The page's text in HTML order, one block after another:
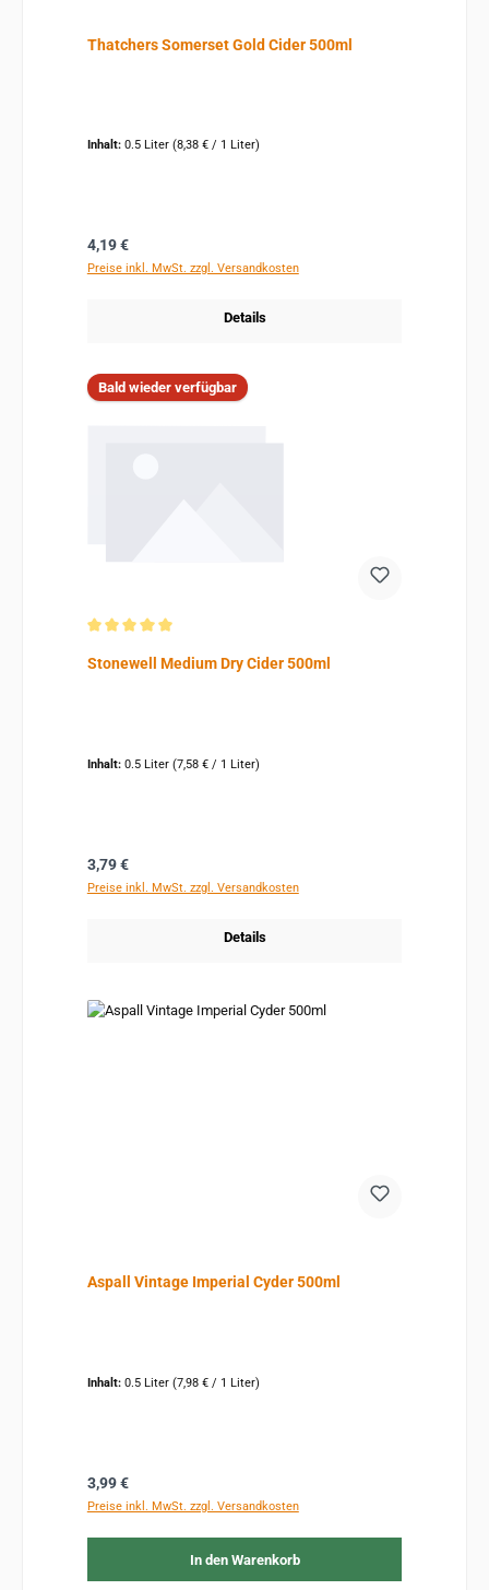
Thatchers Somerset Gold Cider 500ml
Inhalt: 0.5 Liter (8,38 € / 1 Liter)
Regulärer Preis:
4,19 €
Preise inkl. MwSt. zzgl. Versandkosten
Details
Bald wieder verfügbar
Stonewell Medium Dry Cider 500ml
Inhalt: 0.5 Liter (7,58 € / 1 Liter)
Regulärer Preis:
3,79 €
Preise inkl. MwSt. zzgl. Versandkosten
Details
Aspall Vintage Imperial Cyder 500ml
Inhalt: 0.5 Liter (7,98 € / 1 Liter)
Regulärer Preis:
3,99 €
Preise inkl. MwSt. zzgl. Versandkosten
In den Warenkorb